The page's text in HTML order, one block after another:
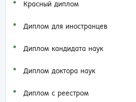
Красный диплом
Диплом для иностранцев
Диплом кандидата наук
Диплом доктора наук
Диплом с реестром